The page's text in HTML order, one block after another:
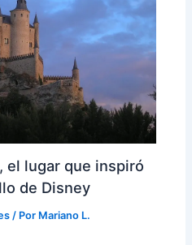
el lugar que inspiró
de Disney
/ Por Mariano L.